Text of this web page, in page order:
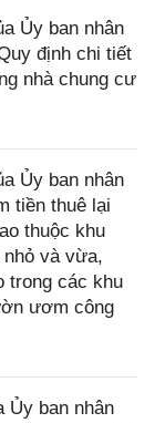
Ủy ban nhân
định chi tiết
nhà chung cư
Ủy ban nhân
tiền thuê lại
thuộc khu
và vừa,
trong các khu
ươm công
Ủy ban nhân